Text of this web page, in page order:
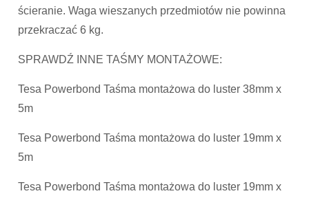
ścieranie. Waga wieszanych przedmiotów nie powinna
przekraczać 6 kg.
SPRAWDŹ INNE TAŚMY MONTAŻOWE:
Tesa Powerbond Taśma montażowa do luster 38mm x
5m
Tesa Powerbond Taśma montażowa do luster 19mm x
5m
Tesa Powerbond Taśma montażowa do luster 19mm x